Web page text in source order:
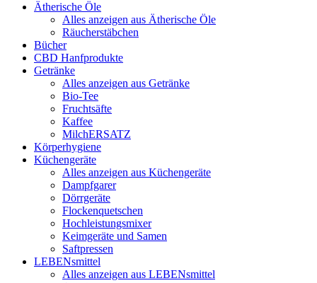
Ätherische Öle
Alles anzeigen aus Ätherische Öle
Räucherstäbchen
Bücher
CBD Hanfprodukte
Getränke
Alles anzeigen aus Getränke
Bio-Tee
Fruchtsäfte
Kaffee
MilchERSATZ
Körperhygiene
Küchengeräte
Alles anzeigen aus Küchengeräte
Dampfgarer
Dörrgeräte
Flockenquetschen
Hochleistungsmixer
Keimgeräte und Samen
Saftpressen
LEBENsmittel
Alles anzeigen aus LEBENsmittel